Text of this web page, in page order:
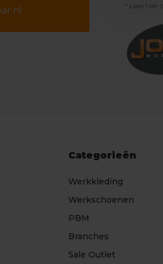
* Lees
Categorieën
Werkkleding
Werkschoenen
PBM
Branches
Sale Outlet